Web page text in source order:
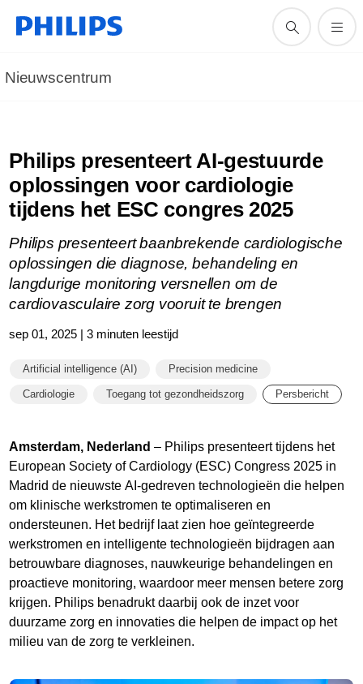
Nieuwscentrum
Philips presenteert AI-gestuurde
oplossingen voor cardiologie
tijdens het ESC congres 2025
Philips presenteert baanbrekende cardiologische
oplossingen die diagnose, behandeling en
langdurige monitoring versnellen om de
cardiovasculaire zorg vooruit te brengen
sep 01, 2025 | 3 minuten leestijd
Artificial intelligence (AI) Precision medicine
Cardiologie Toegang tot gezondheidszorg Persbericht
Amsterdam, Nederland – Philips presenteert tijdens het
European Society of Cardiology (ESC) Congress 2025 in
Madrid de nieuwste AI-gedreven technologieën die helpen
om klinische werkstromen te optimaliseren en
ondersteunen. Het bedrijf laat zien hoe geïntegreerde
werkstromen en intelligente technologieën bijdragen aan
betrouwbare diagnoses, nauwkeurige behandelingen en
proactieve monitoring, waardoor meer mensen betere zorg
krijgen. Philips benadrukt daarbij ook de inzet voor
duurzame zorg en innovaties die helpen de impact op het
milieu van de zorg te verkleinen.